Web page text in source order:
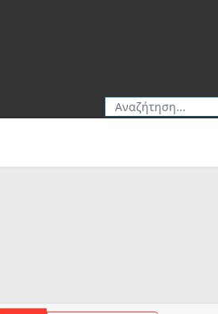
Αναζήτηση